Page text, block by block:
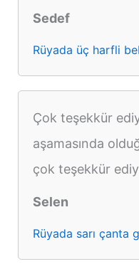
Sedef
Rüyada üç harfli
Çok teşekkür
aşamasında
çok teşekkür
Selen
Rüyada sarı çanta